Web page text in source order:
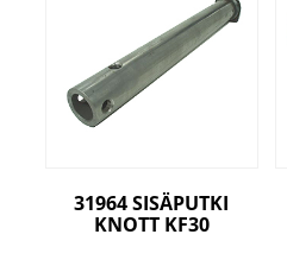
31964 SISÄPUTKI
KNOTT KF30